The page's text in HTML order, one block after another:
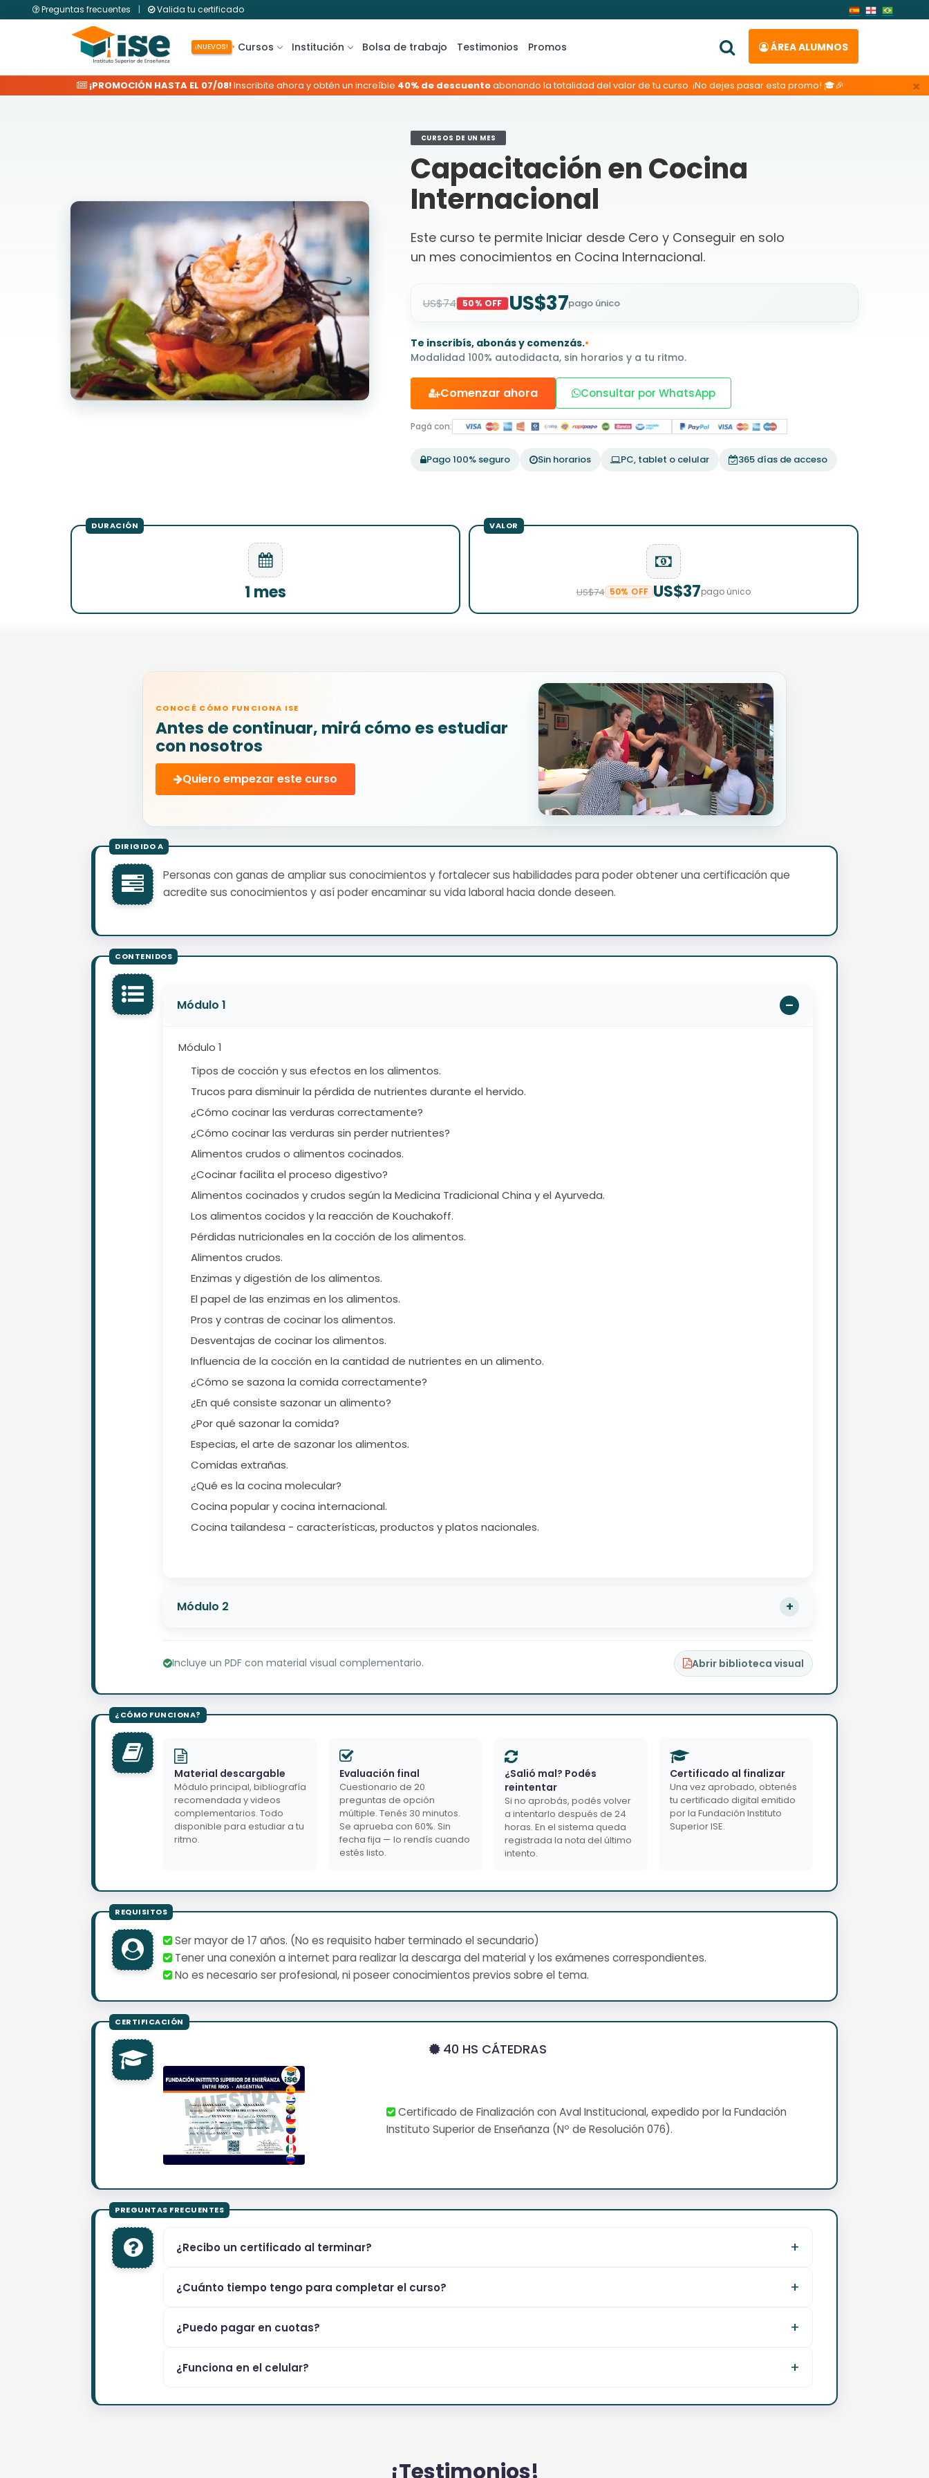
Preguntas frecuentes | Valida tu certificado
¡NUEVOS! Cursos Institución Bolsa de trabajo Testimonios Promos ÁREA ALUMNOS
×
¡PROMOCIÓN HASTA EL 07/08!Inscribite ahora y obtén un increíble 40% de descuentoabonando la totalidad del valor de tu curso. ¡No dejes pasar esta promo! 🎓🎉
CURSOS DE UN MES
Capacitación en Cocina
Internacional
Este curso te permite Iniciar desde Cero y Conseguir en solo
un mes conocimientos en Cocina Internacional.
US$74 50% OFF US$37pago único
Te inscribís, abonás y comenzás.•
Modalidad 100% autodidacta, sin horarios y a tu ritmo.
Comenzar ahora Consultar por WhatsApp
Pagá con:
Pago 100% seguro Sin horarios PC, tablet o celular 365 días de acceso
1 mes US$74 50% OFF US$37pago único
CONOCÉ CÓMO FUNCIONA ISE
Antes de continuar, mirá cómo es estudiar
con nosotros
Quiero empezar este curso
Personas con ganas de ampliar sus conocimientos y fortalecer sus habilidades para poder obtener una certificación que
acredite sus conocimientos y así poder encaminar su vida laboral hacia donde deseen.
Módulo 1
Módulo 1
Tipos de cocción y sus efectos en los alimentos.
Trucos para disminuir la pérdida de nutrientes durante el hervido.
¿Cómo cocinar las verduras correctamente?
¿Cómo cocinar las verduras sin perder nutrientes?
Alimentos crudos o alimentos cocinados.
¿Cocinar facilita el proceso digestivo?
Alimentos cocinados y crudos según la Medicina Tradicional China y el Ayurveda.
Los alimentos cocidos y la reacción de Kouchakoff.
Pérdidas nutricionales en la cocción de los alimentos.
Alimentos crudos.
Enzimas y digestión de los alimentos.
El papel de las enzimas en los alimentos.
Pros y contras de cocinar los alimentos.
Desventajas de cocinar los alimentos.
Influencia de la cocción en la cantidad de nutrientes en un alimento.
¿Cómo se sazona la comida correctamente?
¿En qué consiste sazonar un alimento?
¿Por qué sazonar la comida?
Especias, el arte de sazonar los alimentos.
Comidas extrañas.
¿Qué es la cocina molecular?
Cocina popular y cocina internacional.
Cocina tailandesa - características, productos y platos nacionales.
Módulo 2
Incluye un PDF con material visual complementario. Abrir biblioteca visual
Material descargable
Módulo principal, bibliografía
recomendada y videos
complementarios. Todo
disponible para estudiar a tu
ritmo.
Evaluación final
Cuestionario de 20
preguntas de opción
múltiple. Tenés 30 minutos.
Se aprueba con 60%. Sin
fecha fija — lo rendís cuando
estés listo.
¿Salió mal? Podés
reintentar
Si no aprobás, podés volver
a intentarlo después de 24
horas. En el sistema queda
registrada la nota del último
intento.
Certificado al finalizar
Una vez aprobado, obtenés
tu certificado digital emitido
por la Fundación Instituto
Superior ISE.
Ser mayor de 17 años. (No es requisito haber terminado el secundario)
Tener una conexión a internet para realizar la descarga del material y los exámenes correspondientes.
No es necesario ser profesional, ni poseer conocimientos previos sobre el tema.
40 HS CÁTEDRAS
Certificado de Finalización con Aval Institucional, expedido por la Fundación
Instituto Superior de Enseñanza (Nº de Resolución 076).
¿Recibo un certificado al terminar?
¿Cuánto tiempo tengo para completar el curso?
¿Puedo pagar en cuotas?
¿Funciona en el celular?
¡Testimonios!